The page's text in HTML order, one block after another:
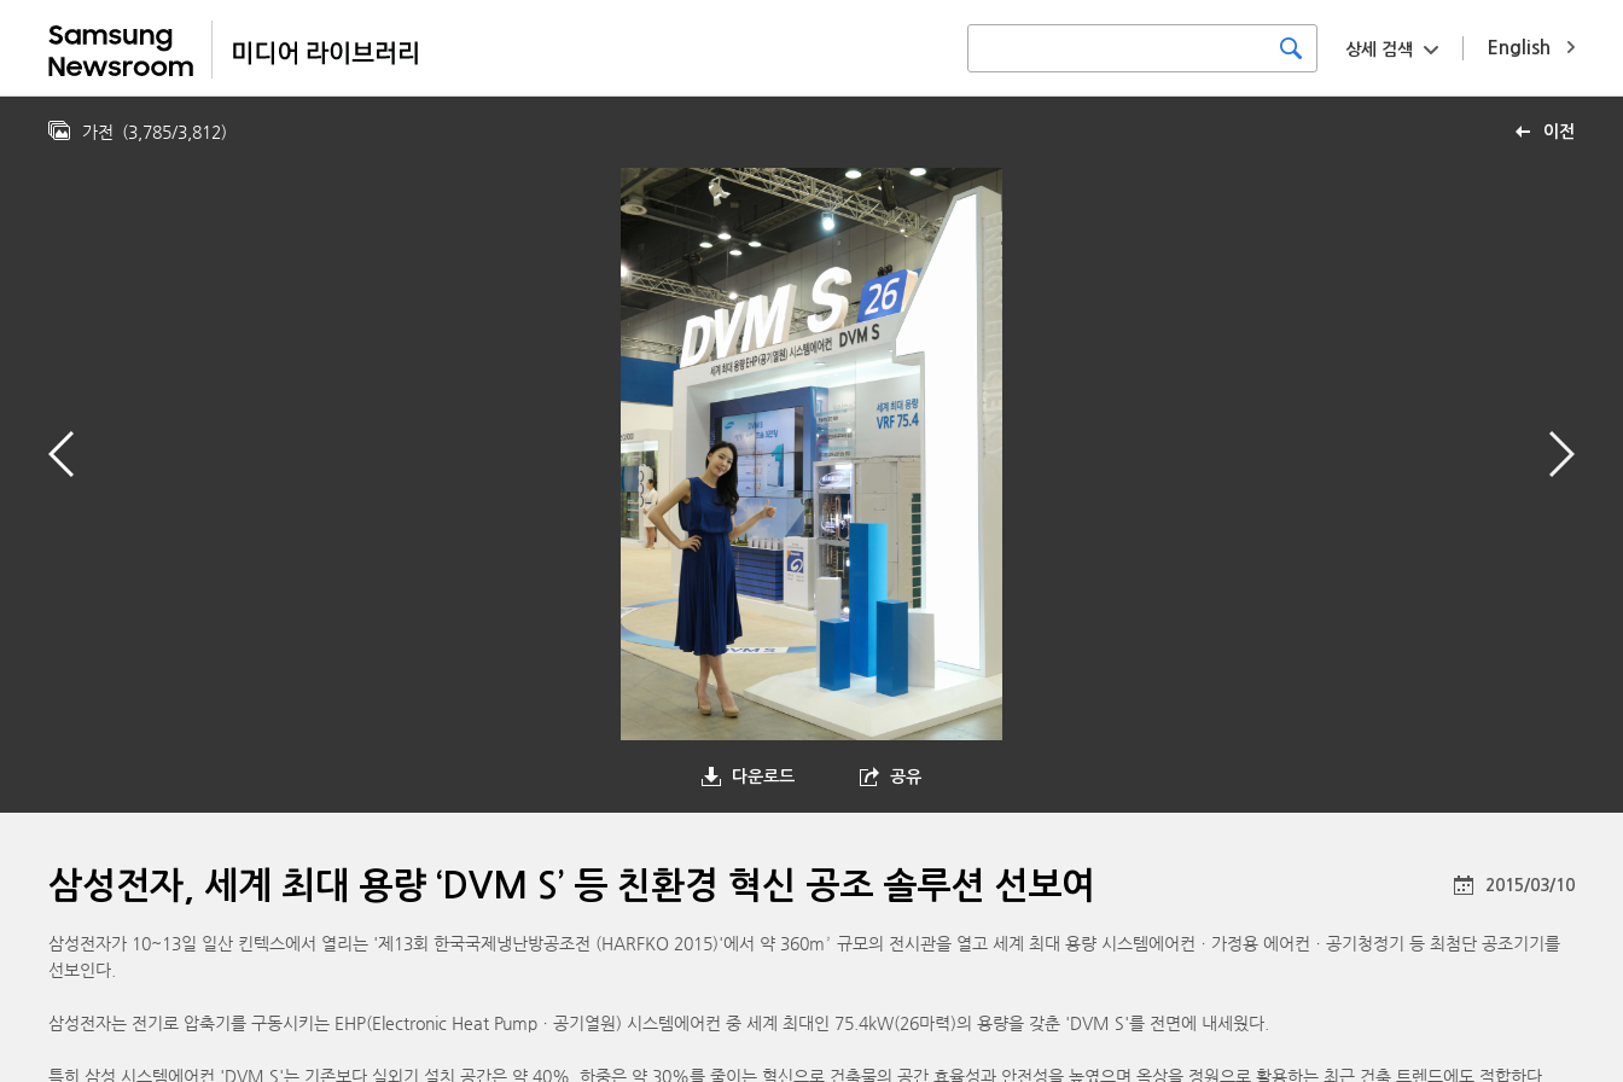
English
상세 검색
이전
가전 (3,785/3,812)
다운로드 공유
삼성전자, 세계 최대 용량 ‘DVM S’ 등 친환경 혁신 공조 솔루션 선보여 2015/03/10
삼성전자가 10~13일 일산 킨텍스에서 열리는 '제13회 한국국제냉난방공조전 (HARFKO 2015)'에서 약 360m² 규모의 전시관을 열고 세계 최대 용량 시스템에어컨ㆍ가정용 에어컨ㆍ공기청정기 등 최첨단 공조기기를
선보인다.
삼성전자는 전기로 압축기를 구동시키는 EHP(Electronic Heat Pumpㆍ공기열원) 시스템에어컨 중 세계 최대인 75.4kW(26마력)의 용량을 갖춘 'DVM S'를 전면에 내세웠다.
특히 삼성 시스템에어컨 'DVM S'는 기존보다 실외기 설치 공간은 약 40%, 하중은 약 30%를 줄이는 혁신으로 건축물의 공간 효율성과 안전성을 높였으며 옥상을 정원으로 활용하는 최근 건축 트렌드에도 적합하다.